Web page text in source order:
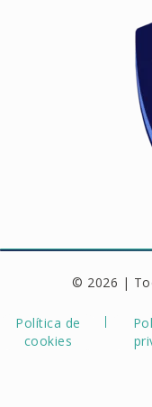
© 2026 |
Política de
cookies